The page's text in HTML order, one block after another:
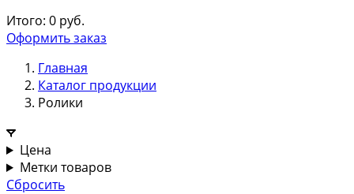
Итого: 0 руб.
Оформить заказ
Главная
Каталог продукции
Ролики
Цена
Метки товаров
Сбросить